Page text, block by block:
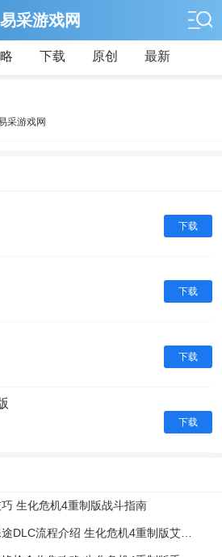
易采游戏网
下载 原创 最新
采游戏网
下载
下载
下载
下载
生化危机4重制版战斗指南